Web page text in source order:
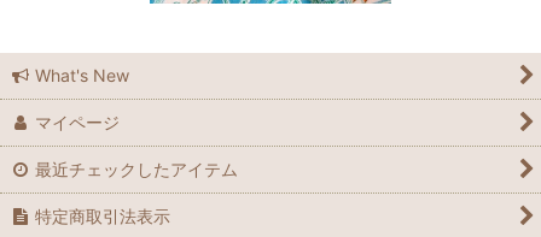
What's New
マイページ
最近チェックしたアイテム
特定商取引法表示